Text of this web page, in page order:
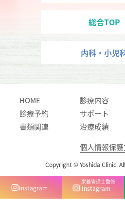
Instagram
栄養管理士監修
Instagram
総合TOP
内科・小児
HOME 診療内容
診療予約
サポート
書類関連
治療成績
個人情報保
Copyright © Yoshida Clinic.